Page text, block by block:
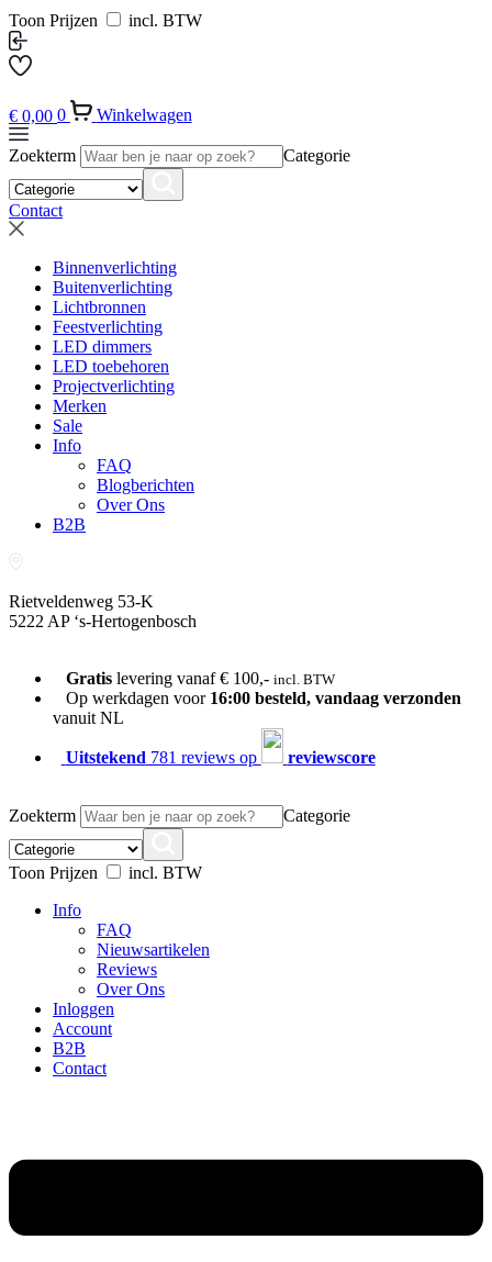
Toon Prijzen incl. BTW
€ 0,00 0 Winkelwagen
Zoekterm Categorie
Contact
Binnenverlichting
Buitenverlichting
Lichtbronnen
Feestverlichting
LED dimmers
LED toebehoren
Projectverlichting
Merken
Sale
Info
FAQ
Blogberichten
Over Ons
B2B
Rietveldenweg 53-K
5222 AP ‘s-Hertogenbosch
Gratislevering vanaf € 100,- incl. BTW
Op werkdagen voor 16:00 besteld, vandaag verzonden
vanuit NL
Uitstekend 781 reviews op reviewscore
Zoekterm Categorie
Toon Prijzen
incl. BTW
Info
FAQ
Nieuwsartikelen
Reviews
Over Ons
Inloggen
Account
B2B
Contact